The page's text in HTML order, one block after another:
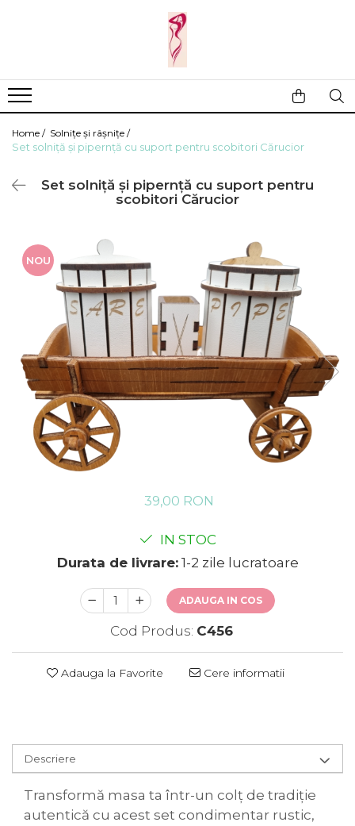
Baie
Copii si bebe
Leagane si scaune
Accesorii
Camping
Prim ajutor
Aparate de masaj
Ingrijirea parului
Ingrijirea unghiilor
Home / Solnițe și râșnițe /
Set solniță și pipernță cu suport pentru scobitori Cărucior
Set solniță și pipernță cu suport pentru
scobitori Cărucior
NOU
39,00 RON
IN STOC
Durata de livrare:1-2 zile lucratoare
ADAUGA IN COS
Cod Produs: C456
Adauga la Favorite Cere informatii
Descriere
Transformă masa ta într-un colț de tradiție
autentică cu acest set condimentar rustic,